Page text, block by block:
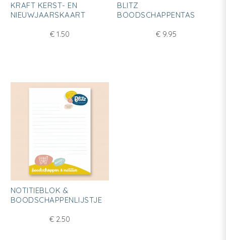
KRAFT KERST- EN
NIEUWJAARSKAART
€1.50
BLITZ
BOODSCHAPPENTAS
€ 9.95
NOTITIEBLOK &
BOODSCHAPPENLIJSTJE
€2.50